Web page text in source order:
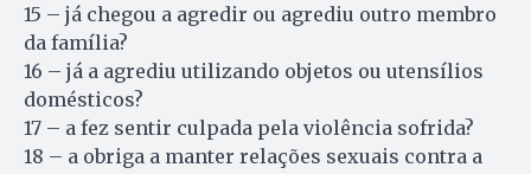
15 – já chegou a agredir ou agrediu outro membro
da família?
16 – já a agrediu utilizando objetos ou utensílios
domésticos?
17 – a fez sentir culpada pela violência sofrida?
18 – a obriga a manter relações sexuais contra a